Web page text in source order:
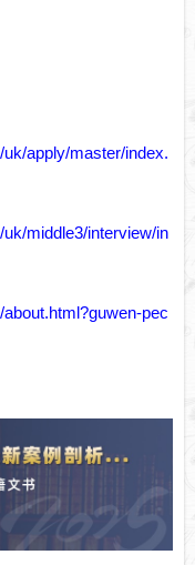
apply/master/index.
middle3/interview/in
pec